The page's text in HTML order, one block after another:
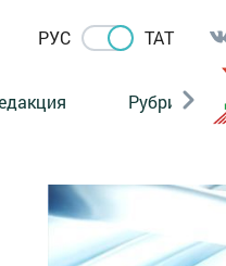
РУС ТАТ
Рубрикалар